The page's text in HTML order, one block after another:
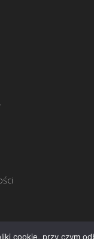
cookie, przy czym